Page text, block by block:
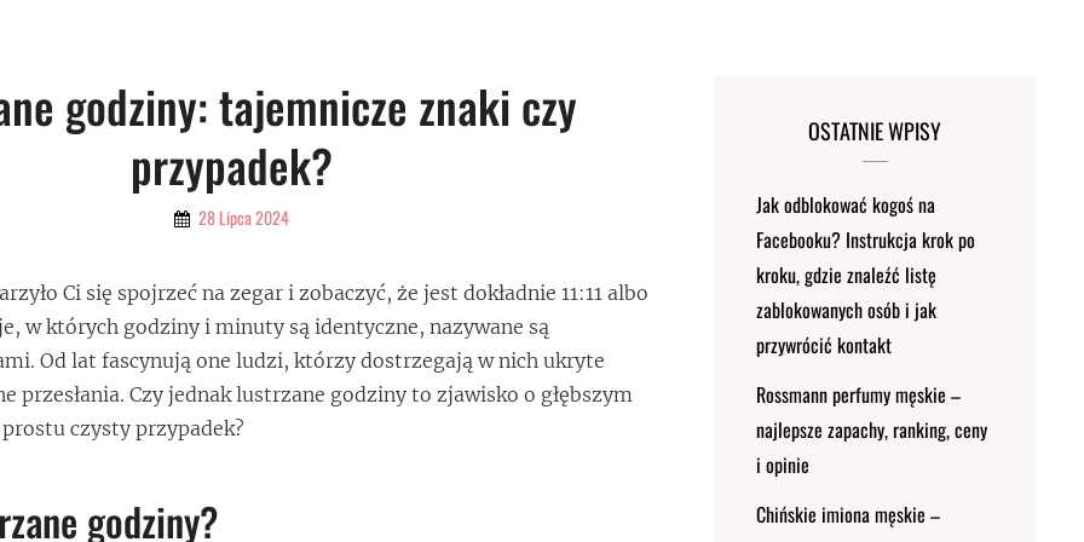
godziny: tajemnicze znaki czy
przypadek?
By 28 Lipca 2024
Ci się spojrzeć na zegar i zobaczyć, że jest dokładnie 11:11 albo
w których godziny i minuty są identyczne, nazywane są
Od lat fascynują one ludzi, którzy dostrzegają w nich ukryte
przesłania. Czy jednak lustrzane godziny to zjawisko o głębszym
czysty przypadek?
godziny?
OSTATNIE WPISY
Jak odblokować kogoś na
Facebooku? Instrukcja krok po
kroku, gdzie znaleźć listę
zablokowanych osób i jak
przywrócić kontakt
Rossmann perfumy męskie –
najlepsze zapachy, ranking, ceny
i opinie
Chińskie imiona męskie –